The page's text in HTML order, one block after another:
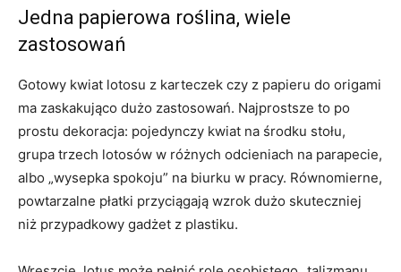
Jedna papierowa roślina, wiele
zastosowań
Gotowy kwiat lotosu z karteczek czy z papieru do origami
ma zaskakująco dużo zastosowań. Najprostsze to po
prostu dekoracja: pojedynczy kwiat na środku stołu,
grupa trzech lotosów w różnych odcieniach na parapecie,
albo „wysepka spokoju” na biurku w pracy. Równomierne,
powtarzalne płatki przyciągają wzrok dużo skuteczniej
niż przypadkowy gadżet z plastiku.